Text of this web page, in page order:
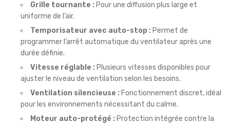
Grille tournante : Pour une diffusion plus large et
uniforme de l’air.
Temporisateur avec auto-stop : Permet de
programmer l’arrêt automatique du ventilateur après une
durée définie.
Vitesse réglable : Plusieurs vitesses disponibles pour
ajuster le niveau de ventilation selon les besoins.
Ventilation silencieuse : Fonctionnement discret, idéal
pour les environnements nécessitant du calme.
Moteur auto-protégé : Protection intégrée contre la